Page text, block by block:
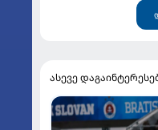
ასევე